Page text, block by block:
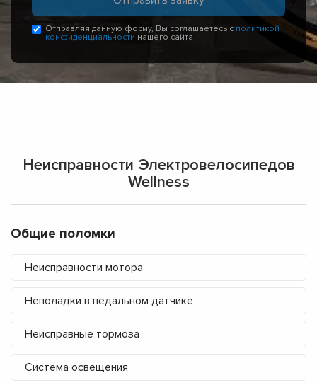
Отправляя данную форму, Вы соглашаетесь с политикой
конфиденциальности нашего сайта
Неисправности Электровелосипедов
Wellness
Общие поломки
Неисправности мотора
Неполадки в педальном датчике
Неисправные тормоза
Система освещения